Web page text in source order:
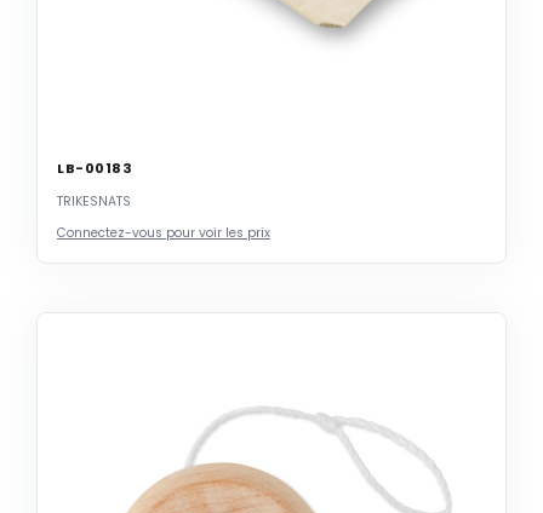
LB-00183
TRIKESNATS
Connectez-vous pour voir les prix